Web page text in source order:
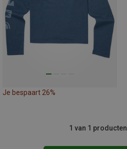
Je bespaart 26%
1 van 1